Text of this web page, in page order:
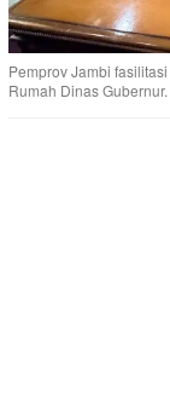
Pemprov Jambi
Rumah Dinas